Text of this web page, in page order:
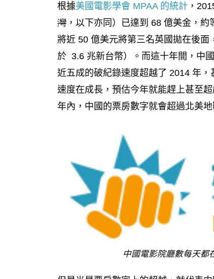
根據美國電影學會 MPAA 的統計 ，
灣 ，以下亦同）已達到 68 億美金，
將近 50 億美元將第三名英國拋在後
於 3.6 兆新台幣）。而這十年間，中
近五成的破紀錄速度超越了 2014 年
速度在成長，預估今年就能趕上甚至
年內，中國的票房數字就會超過北美地
中國電影院廳數每天都